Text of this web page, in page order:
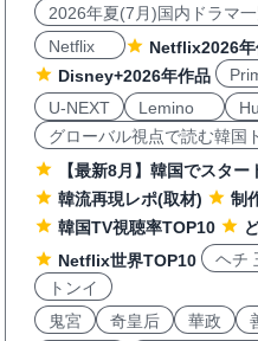
2026年夏(7月)国内ドラマ
Netflix
Netflix2026年
Disney+2026年作品
U-NEXT
Lemino
グローバル視点で読む韓国
【最新8月】韓国でスタ
韓流再現レポ(取材)
制
韓国TV視聴率TOP10
Netflix世界TOP10
ヘチ
トンイ
鬼宮
奇皇后 華政